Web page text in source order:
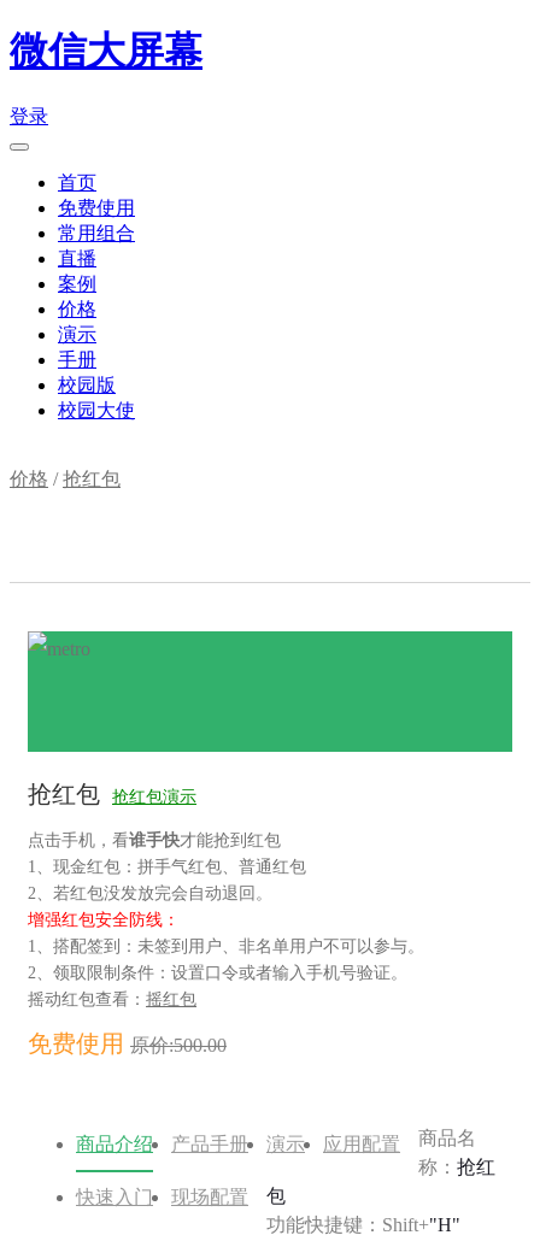
微信大屏幕
登录
首页
免费使用
常用组合
直播
案例
价格
演示
手册
校园版
校园大使
价格 /抢红包
抢红包 抢红包演示
点击手机，看谁手快才能抢到红包
1、现金红包：拼手气红包、普通红包
2、若红包没发放完会自动退回。
增强红包安全防线：
1、搭配签到：未签到用户、非名单用户不可以参与。
2、领取限制条件：设置口令或者输入手机号验证。
摇动红包查看： 摇红包
免费使用 原价:500.00
商品介绍 产品手册 演示 应用配置
快速入门 现场配置
商品名
称： 抢红
包
功能快捷键：Shift+"H"